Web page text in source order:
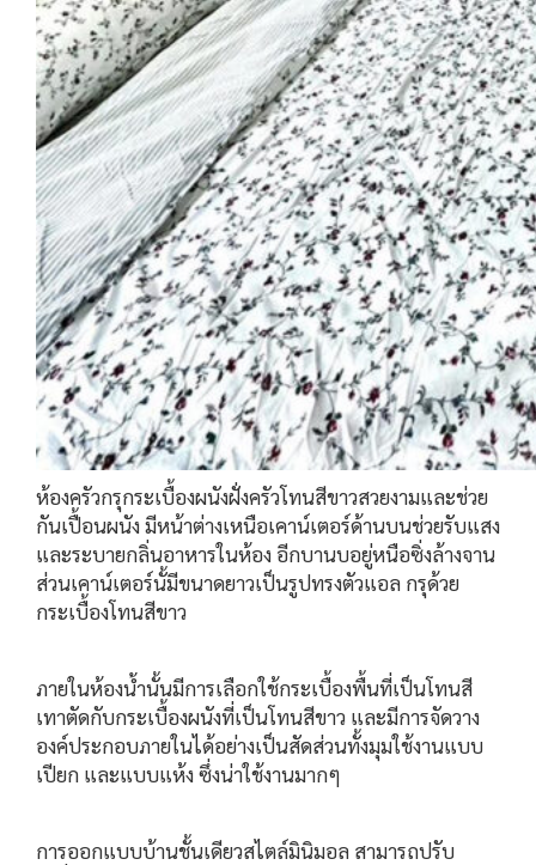
ห้องครัวกรุกระเบื้องผนังฝั่งครัวโทนสีขาวสวยงามและช่วย
กันเปื้อนผนัง มีหน้าต่างเหนือเคาน์เตอร์ด้านบนช่วยรับแสง
และระบายกลิ่นอาหารในห้อง อีกบานบอยู่หนือซิ่งล้างจาน
ส่วนเคาน์เตอร์นั้มีขนาดยาวเป็นรูปทรงตัวแอล กรุด้วย
กระเบื้องโทนสีขาว
ภายในห้องน้ำนั้นมีการเลือกใช้กระเบื้องพื้นที่เป็นโทนสี
เทาตัดกับกระเบื้องผนังที่เป็นโทนสีขาว และมีการจัดวาง
องค์ประกอบภายในได้อย่างเป็นสัดส่วนทั้งมุมใช้งานแบบ
เปียก และแบบแห้ง ซึ่งน่าใช้งานมากๆ
การออกแบบบ้านชั้นเดียวสไตล์มินิมอล สามารถปรับ